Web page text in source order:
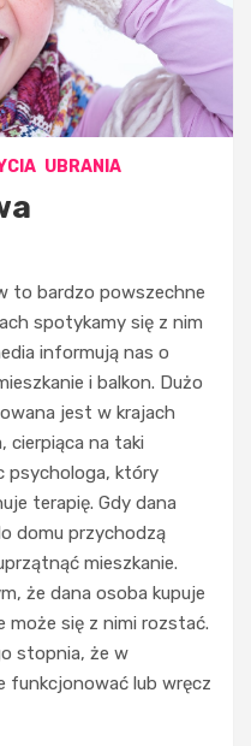
UBRANIA
to bardzo powszechne
spotykamy się z nim
informują nas o
i balkon. Dużo
jest w krajach
cierpiąca na taki
psychologa, który
terapię. Gdy dana
domu przychodzą
mieszkanie.
że dana osoba kupuje
się z nimi rozstać.
stopnia, że w
funkcjonować lub wręcz